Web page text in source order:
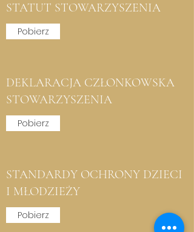
STATUT STOWARZYSZENIA
Pobierz
DEKLARACJA CZŁONKOWSKA
STOWARZYSZENIA
Pobierz
STANDARDY OCHRONY DZIECI
I MŁODZIEŻY
Pobierz